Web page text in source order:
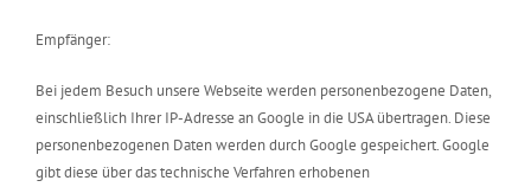
Empfänger:
Bei jedem Besuch unsere Webseite werden personenbezogene Daten,
einschließlich Ihrer IP-Adresse an Google in die USA übertragen. Diese
personenbezogenen Daten werden durch Google gespeichert. Google
gibt diese über das technische Verfahren erhobenen